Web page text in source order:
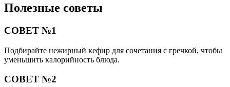
Полезные советы
СОВЕТ №1
Подбирайте нежирный кефир для сочетания с гречкой, чтобы
уменьшить калорийность блюда.
СОВЕТ №2